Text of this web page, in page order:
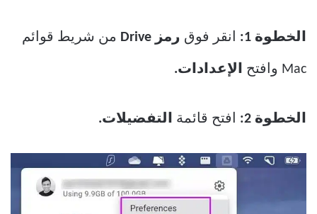
الخطوة 1: انقر فوق رمز Drive من شريط قوائم
Mac وافتح الإعدادات.
الخطوة 2: افتح قائمة التفضيلات.